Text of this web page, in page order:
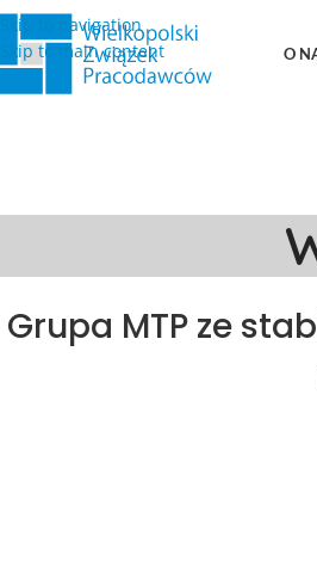
Skip to navigation
Skip to main content
O
Grupa MTP ze